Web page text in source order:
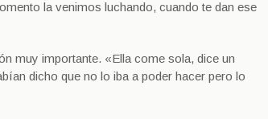
la venimos luchando, cuando te dan ese
muy importante. «Ella come sola, dice un
dicho que no lo iba a poder hacer pero lo